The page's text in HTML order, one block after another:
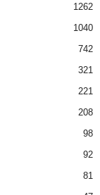
1262
1040
742
321
221
208
98
92
81